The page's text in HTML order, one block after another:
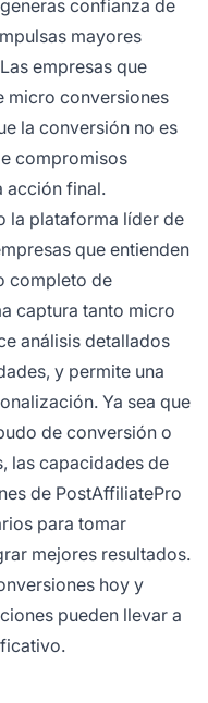
confianza de
mayores
empresas que
micro conversiones
la conversión no es
compromisos
acción final.
la plataforma líder de
que entienden
completo de
captura tanto micro
análisis detallados
y permite una
Ya sea que
de conversión o
las capacidades de
de PostAffiliatePro
para tomar
mejores resultados.
hoy y
pueden llevar a